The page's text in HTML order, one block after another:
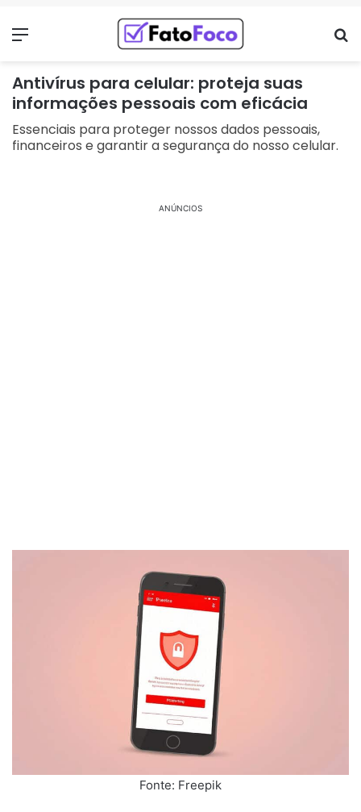
Menu
Antivírus para celular: proteja suas
informações pessoais com eficácia
Essenciais para proteger nossos dados pessoais,
financeiros e garantir a segurança do nosso celular.
ANÚNCIOS
Fonte: Freepik